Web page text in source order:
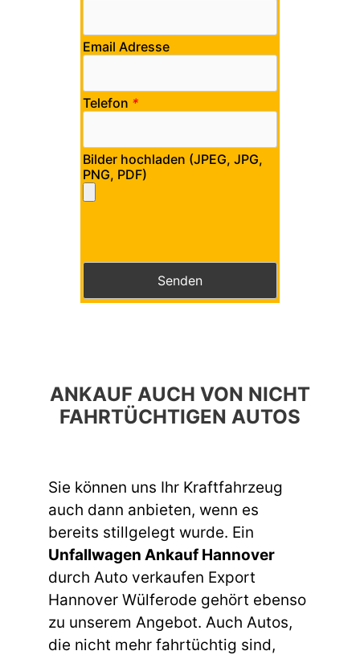
Email Adresse
Telefon *
Bilder hochladen (JPEG, JPG,
PNG, PDF)
Bitte lasse dieses Feld leer.
ANKAUF AUCH VON NICHT
FAHRTÜCHTIGEN AUTOS
Sie können uns Ihr Kraftfahrzeug
auch dann anbieten, wenn es
bereits stillgelegt wurde. Ein
Unfallwagen Ankauf Hannover
durch Auto verkaufen Export
Hannover Wülferode gehört ebenso
zu unserem Angebot. Auch Autos,
die nicht mehr fahrtüchtig sind,